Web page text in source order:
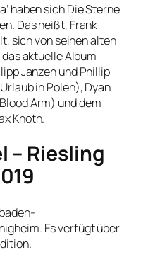
haben sich Die Sterne
Das heißt, Frank
sich von seinen alten
aktuelle Album
Janzen und Phillip
in Polen), Dyan
Arm) und dem
Knoth.
– Riesling
Es verfügt über